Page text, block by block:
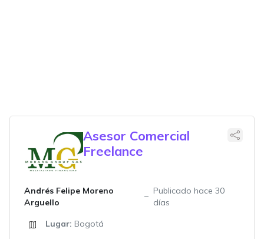
Asesor Comercial
Freelance
Andrés Felipe Moreno
Arguello
Publicado hace 30
días
Lugar: Bogotá